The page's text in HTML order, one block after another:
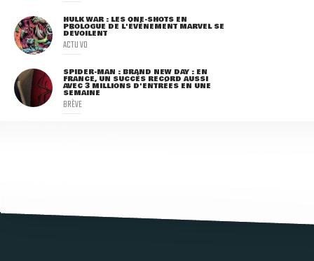
HULK WAR : LES ONE-SHOTS EN
PROLOGUE DE L'ÉVÈNEMENT MARVEL SE
DÉVOILENT
ACTU VO
SPIDER-MAN : BRAND NEW DAY : EN
FRANCE, UN SUCCÈS RECORD AUSSI
AVEC 3 MILLIONS D'ENTRÉES EN UNE
SEMAINE
BRÈVE